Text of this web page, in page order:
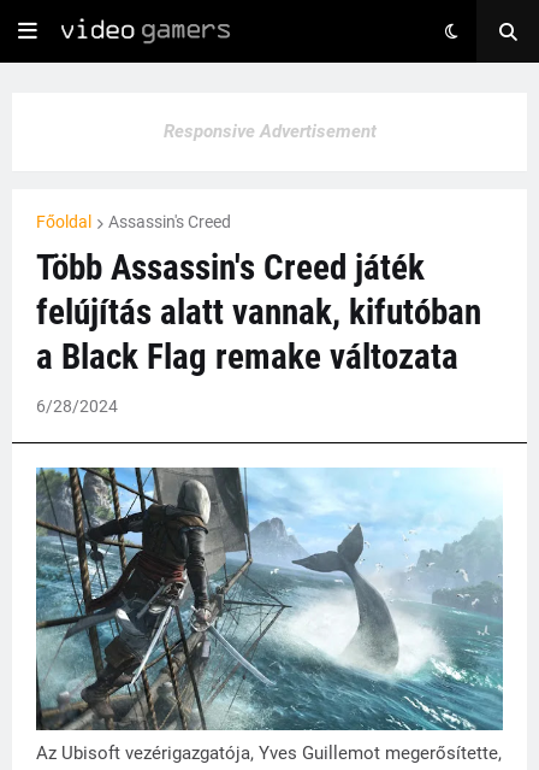
Responsive Advertisement
Főoldal Assassin's Creed
Több Assassin's Creed játék
felújítás alatt vannak, kifutóban
a Black Flag remake változata
6/28/2024
Az Ubisoft vezérigazgatója, Yves Guillemot megerősítette,